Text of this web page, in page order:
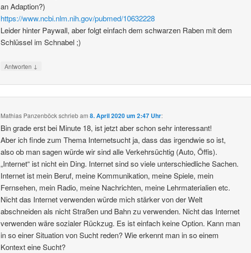
an Adaption?)
https://www.ncbi.nlm.nih.gov/pubmed/10632228
Leider hinter Paywall, aber folgt einfach dem schwarzen Raben mit dem
Schlüssel im Schnabel ;)
Antworten ↓
Mathias Panzenböckschriebam8. April 2020 um 2:47 Uhr:
Bin grade erst bei Minute 18, ist jetzt aber schon sehr interessant!
Aber ich finde zum Thema Internetsucht ja, dass das irgendwie so ist,
also ob man sagen würde wir sind alle Verkehrsüchtig (Auto, Öffis).
„Internet“ ist nicht ein Ding. Internet sind so viele unterschiedliche Sachen.
Internet ist mein Beruf, meine Kommunikation, meine Spiele, mein
Fernsehen, mein Radio, meine Nachrichten, meine Lehrmaterialien etc.
Nicht das Internet verwenden würde mich stärker von der Welt
abschneiden als nicht Straßen und Bahn zu verwenden. Nicht das Internet
verwenden wäre sozialer Rückzug. Es ist einfach keine Option. Kann man
in so einer Situation von Sucht reden? Wie erkennt man in so einem
Kontext eine Sucht?